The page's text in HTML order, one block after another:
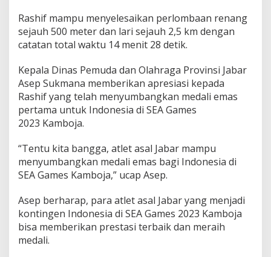
Rashif mampu menyelesaikan perlombaan renang
sejauh 500 meter dan lari sejauh 2,5 km dengan
catatan total waktu 14 menit 28 detik.
Kepala Dinas Pemuda dan Olahraga Provinsi Jabar
Asep Sukmana memberikan apresiasi kepada
Rashif yang telah menyumbangkan medali emas
pertama untuk Indonesia di SEA Games
2023 Kamboja.
“Tentu kita bangga, atlet asal Jabar mampu
menyumbangkan medali emas bagi Indonesia di
SEA Games Kamboja,” ucap Asep.
Asep berharap, para atlet asal Jabar yang menjadi
kontingen Indonesia di SEA Games 2023 Kamboja
bisa memberikan prestasi terbaik dan meraih
medali.